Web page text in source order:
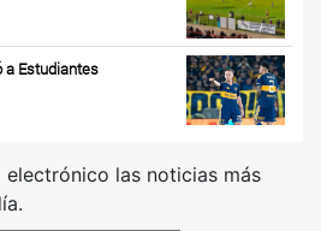
a Estudiantes
electrónico las noticias más